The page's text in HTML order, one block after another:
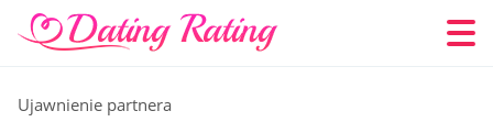
Ujawnienie partnera